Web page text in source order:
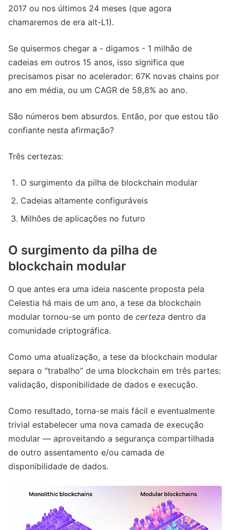
2017 ou nos últimos 24 meses (que agora
chamaremos de era alt-L1).
Se quisermos chegar a - digamos - 1 milhão de
cadeias em outros 15 anos, isso significa que
precisamos pisar no acelerador: 67K novas chains por
ano em média, ou um CAGR de 58,8% ao ano.
São números bem absurdos. Então, por que estou tão
confiante nesta afirmação?
Três certezas:
O surgimento da pilha de blockchain modular
Cadeias altamente configuráveis
Milhões de aplicações no futuro
O surgimento da pilha de
blockchain modular
O que antes era uma ideia nascente proposta pela
Celestia há mais de um ano, a tese da blockchain
modular tornou-se um ponto de certeza dentro da
comunidade criptográfica.
Como uma atualização, a tese da blockchain modular
separa o “trabalho” de uma blockchain em três partes:
validação, disponibilidade de dados e execução.
Como resultado, torna-se mais fácil e eventualmente
trivial estabelecer uma nova camada de execução
modular — aproveitando a segurança compartilhada
de outro assentamento e/ou camada de
disponibilidade de dados.